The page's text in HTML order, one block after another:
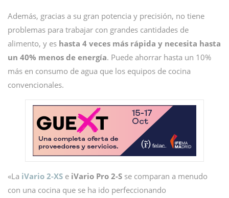
Además, gracias a su gran potencia y precisión, no tiene
problemas para trabajar con grandes cantidades de
alimento, y es hasta 4 veces más rápida y necesita hasta
un 40% menos de energía. Puede ahorrar hasta un 10%
más en consumo de agua que los equipos de cocina
convencionales.
«La iVario 2-XS e iVario Pro 2-S se comparan a menudo
con una cocina que se ha ido perfeccionando